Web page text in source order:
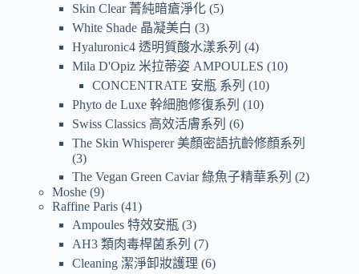
Skin Clear 菁純暗瘡淨化 5
White Shade 晶凝美白
3
Hyaluronic4 透明質酸水漾系列
4
Mila D'Opiz 米拉蒂姿 AMPOULES
10
CONCENTRATE 安瓶 系列
10
Phyto de Luxe 幹細胞修復系列
10
Swiss Classics 高效活膚系列
6
The Skin Whisperer 美顏密語抗齡修顏系列
3
The Vegan Green Caviar 綠魚子精華系列
2
Moshe 9
Raffine Paris 41
Ampoules 特效安瓶 3
AH3 類肉毒桿菌系列
7
Cleaning 潔淨卸妝護理 6